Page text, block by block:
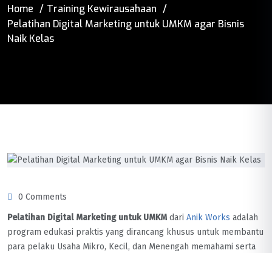
Home
Training Kewirausahaan
Pelatihan Digital Marketing untuk UMKM agar Bisnis
Naik Kelas
0 Comments
Pelatihan Digital Marketing untuk UMKM dari Anik Works adalah
program edukasi praktis yang dirancang khusus untuk membantu
para pelaku Usaha Mikro, Kecil, dan Menengah memahami serta